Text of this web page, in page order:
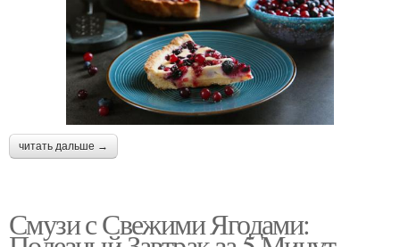
читать дальше →
Смузи с Свежими Ягодами: